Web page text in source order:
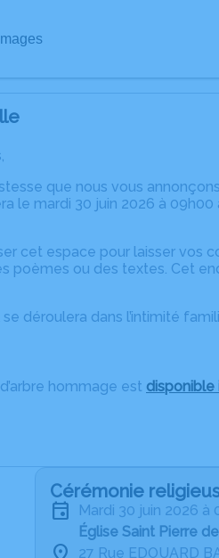
que nous vous
le mardi 30 juin 2026 à 09h00
cet espace pour laisser vos
poèmes ou des textes. Cet
déroulera dans l’intimité
hommage est disponible
Cérémonie
mardi 30 juin 2026 à
Église Saint Pierre
27 Rue EDOUARD